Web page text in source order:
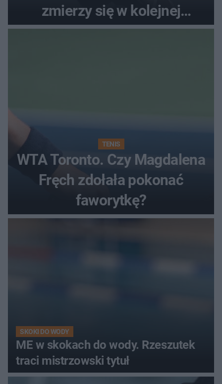
zmierzy się w kolejnej
rundzie?
TENIS
WTA Toronto. Czy Magdalena
Fręch zdołała pokonać
faworytkę?
SKOKI DO WODY
ME w skokach do wody. Rzeszutek
traci mistrzowski tytuł